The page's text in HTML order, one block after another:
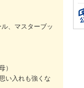
、マスターブッ
）
い入れも強くな